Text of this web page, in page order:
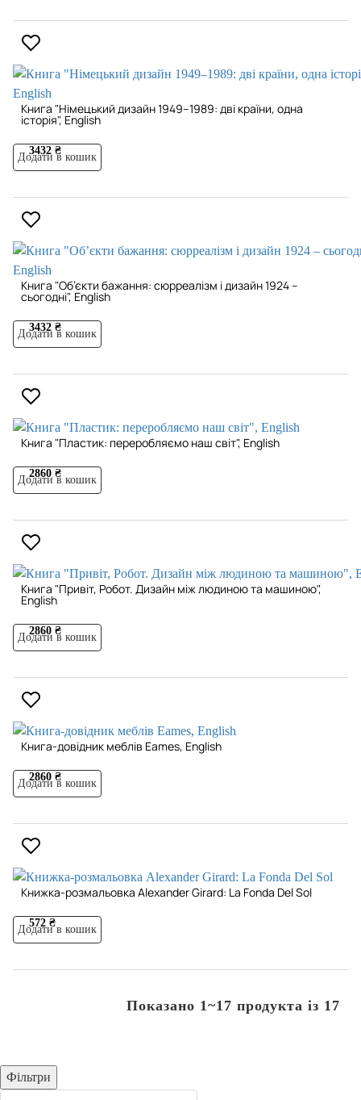
Книга "Німецький дизайн 1949–1989: дві країни, одна
історія", English
3432 ₴
Додати в кошик
Книга "Об’єкти бажання: сюрреалізм і дизайн 1924 –
сьогодні", English
3432 ₴
Додати в кошик
Книга "Пластик: переробляємо наш світ", English
2860 ₴
Додати в кошик
Книга "Привіт, Робот. Дизайн між людиною та машиною",
English
2860 ₴
Додати в кошик
Книга-довідник меблів Eames, English
2860 ₴
Додати в кошик
Книжка-розмальовка Alexander Girard: La Fonda Del Sol
572 ₴
Додати в кошик
Показано 1~17 продукта із 17
Фільтри